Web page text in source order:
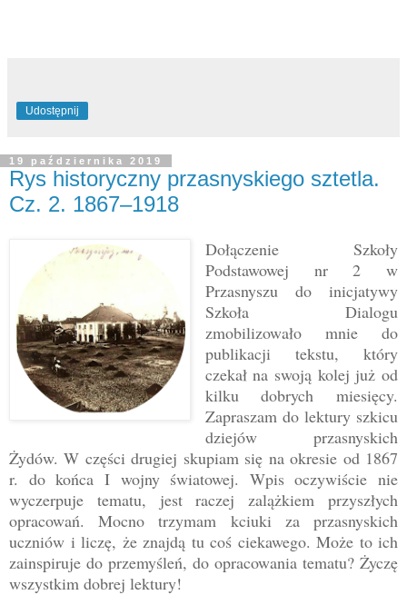
Udostępnij
19 października 2019
Rys historyczny przasnyskiego sztetla.
Cz. 2. 1867–1918
Dołączenie Szkoły
Podstawowej nr 2 w
Przasnyszu do inicjatywy
Szkoła Dialogu
zmobilizowało mnie do
publikacji tekstu, który
czekał na swoją kolej już od
kilku dobrych miesięcy.
Zapraszam do lektury szkicu
dziejów przasnyskich
Żydów. W części drugiej skupiam się na okresie od 1867
r. do końca I wojny światowej. Wpis oczywiście nie
wyczerpuje tematu, jest raczej zalążkiem przyszłych
opracowań. Mocno trzymam kciuki za przasnyskich
uczniów i liczę, że znajdą tu coś ciekawego. Może to ich
zainspiruje do przemyśleń, do opracowania tematu? Życzę
wszystkim dobrej lektury!